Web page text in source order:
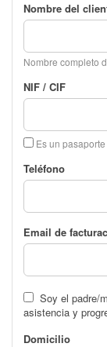
Nombre del
Nombre completo
NIF / CIF
Es un
Teléfono
Email de
Soy el padre/
asistencia y
Domicilio